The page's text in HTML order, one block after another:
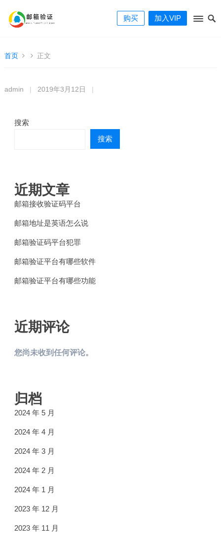
购买 加入VIP
首页 正文
admin 2019年3月12日
搜索
搜索
近期文章
邮箱接收验证码平台
邮箱地址是英语怎么说
邮箱验证码平台犯罪
邮箱验证平台有哪些软件
邮箱验证平台有哪些功能
近期评论
您尚未收到任何评论。
归档
2024 年 5 月
2024 年 4 月
2024 年 3 月
2024 年 2 月
2024 年 1 月
2023 年 12 月
2023 年 11 月